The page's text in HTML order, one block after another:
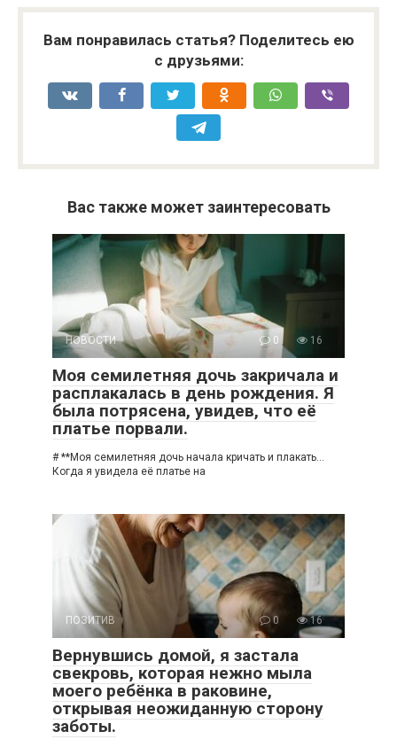
Вам понравилась статья? Поделитесь ею
с друзьями:
Вас также может заинтересовать
НОВОСТИ 0 16
Моя семилетняя дочь закричала и
расплакалась в день рождения. Я
была потрясена, увидев, что её
платье порвали.
# **Моя семилетняя дочь начала кричать и плакать…
Когда я увидела её платье на
ПОЗИТИВ 0 16
Вернувшись домой, я застала
свекровь, которая нежно мыла
моего ребёнка в раковине,
открывая неожиданную сторону
заботы.